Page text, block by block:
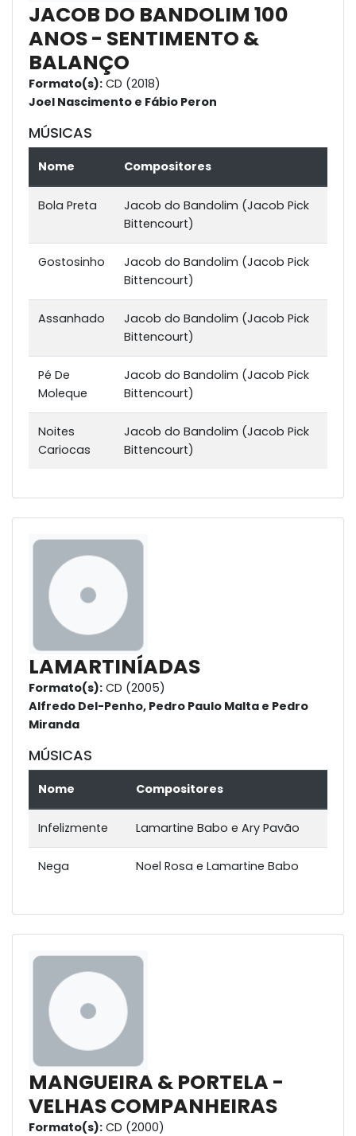
JACOB DO BANDOLIM 100
ANOS - SENTIMENTO &
BALANÇO
Formato(s): CD (2018)
Joel Nascimento e Fábio Peron
MÚSICAS
Nome Compositores
Bola Preta
Jacob do Bandolim (Jacob Pick
Bittencourt)
Gostosinho
Jacob do Bandolim (Jacob Pick
Bittencourt)
Assanhado
Jacob do Bandolim (Jacob Pick
Bittencourt)
Pé De
Moleque
Jacob do Bandolim (Jacob Pick
Bittencourt)
Noites
Cariocas
Jacob do Bandolim (Jacob Pick
Bittencourt)
LAMARTINÍADAS
Formato(s): CD (2005)
Alfredo Del-Penho, Pedro Paulo Malta e Pedro
Miranda
MÚSICAS
Nome Compositores
Infelizmente Lamartine Babo e Ary Pavão
Nega Noel Rosa e Lamartine Babo
MANGUEIRA & PORTELA -
VELHAS COMPANHEIRAS
Formato(s): CD (2000)